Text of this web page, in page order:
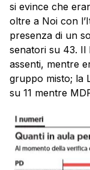
si evince che
oltre a Noi con
presenza di un
senatori su 43. Il
assenti, mentre
gruppo misto; la
su 11 mentre